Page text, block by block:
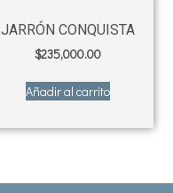
JARRÓN CONQUISTA
$235,000.00
Añadir al carrito